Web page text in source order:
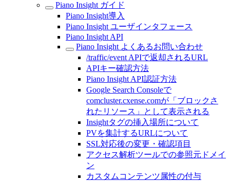
Piano Insight ガイド
Piano Insight導入
Piano Insight ユーザインタフェース
Piano Insight API
Piano Insight よくあるお問い合わせ
/traffic/event APIで返却されるURL
APIキー確認方法
Piano Insight API認証方法
Google Search Consoleで
comcluster.cxense.comが「ブロックさ
れたリソース」として表示される
Insightタグの挿入場所について
PVを集計するURLについて
SSL対応後の変更・確認項目
アクセス解析ツールでの参照元ドメイ
ン
カスタムコンテンツ属性の付与